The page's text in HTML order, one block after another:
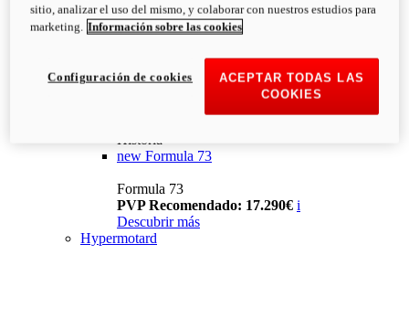
Historia
new Formula 73
Formula 73
PVP Recomendado: 17.290€ i
Descubrir más
Hypermotard
sitio, analizar el uso del mismo, y colaborar con nuestros estudios para
marketing. Información sobre las cookies
ACEPTAR TODAS LAS
COOKIES
Configuración de cookies